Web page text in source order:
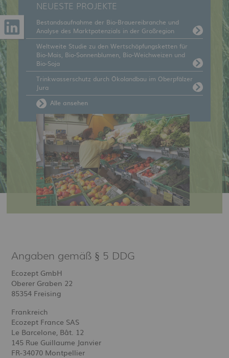
NEUESTE PROJEKTE
Bestandsaufnahme der Bio-Brauereibranche und
Analyse des Marktpotenzials in der Großregion
Weltweite Studie zu den Wertschöpfungsketten für
Bio-Mais, Bio-Sonnenblumen, Bio-Weichweizen und
Bio-Soja
Trinkwasserschutz durch Ökolandbau im Oberpfälzer
Jura
Alle ansehen
Angaben gemäß § 5 DDG
Ecozept GmbH
Oberer Graben 22
85354 Freising
Frankreich
Ecozept France SAS
Le Barcelone, Bât. 12
145 Rue Guillaume Janvier
FR-34070 Montpellier